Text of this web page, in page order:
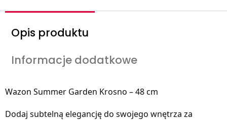
Opis produktu
Informacje dodatkowe
Wazon Summer Garden Krosno – 48 cm
Dodaj subtelną elegancję do swojego wnętrza za